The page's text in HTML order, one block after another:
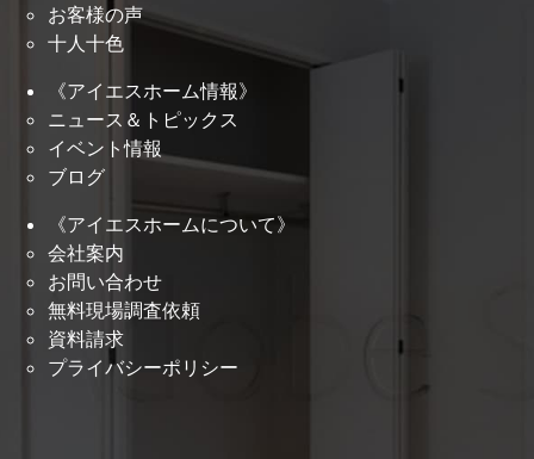
お客様の声
十人十色
《アイエスホーム情報》
ニュース＆トピックス
イベント情報
ブログ
《アイエスホームについて》
会社案内
お問い合わせ
無料現場調査依頼
資料請求
プライバシーポリシー